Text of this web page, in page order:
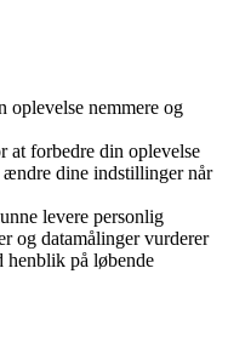
oplevelse nemmere og
at forbedre din oplevelse
dine indstillinger når
levere personlig
og datamålinger vurderer
henblik på løbende